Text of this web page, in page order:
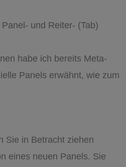
und Reiter- (Tab)
habe ich bereits Meta-
Panels erwähnt, wie zum
Sie in Betracht ziehen
eines neuen Panels. Sie